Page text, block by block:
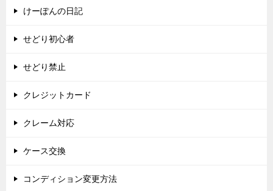
けーぽんの日記
せどり初心者
せどり禁止
クレジットカード
クレーム対応
ケース交換
コンディション変更方法